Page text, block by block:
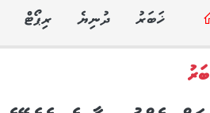
ޚަބަރު ދުނިޔެ ރިޕޯޓް